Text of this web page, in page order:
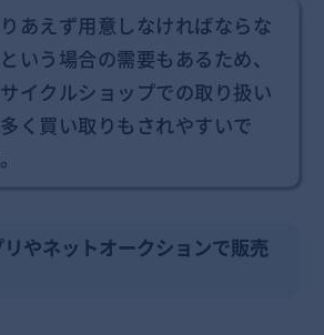
あえず用意しなければならな
いう場合の需要もあるため、
イクルショップでの取り扱い
く買い取りもされやすいで
やネットオークションで販売